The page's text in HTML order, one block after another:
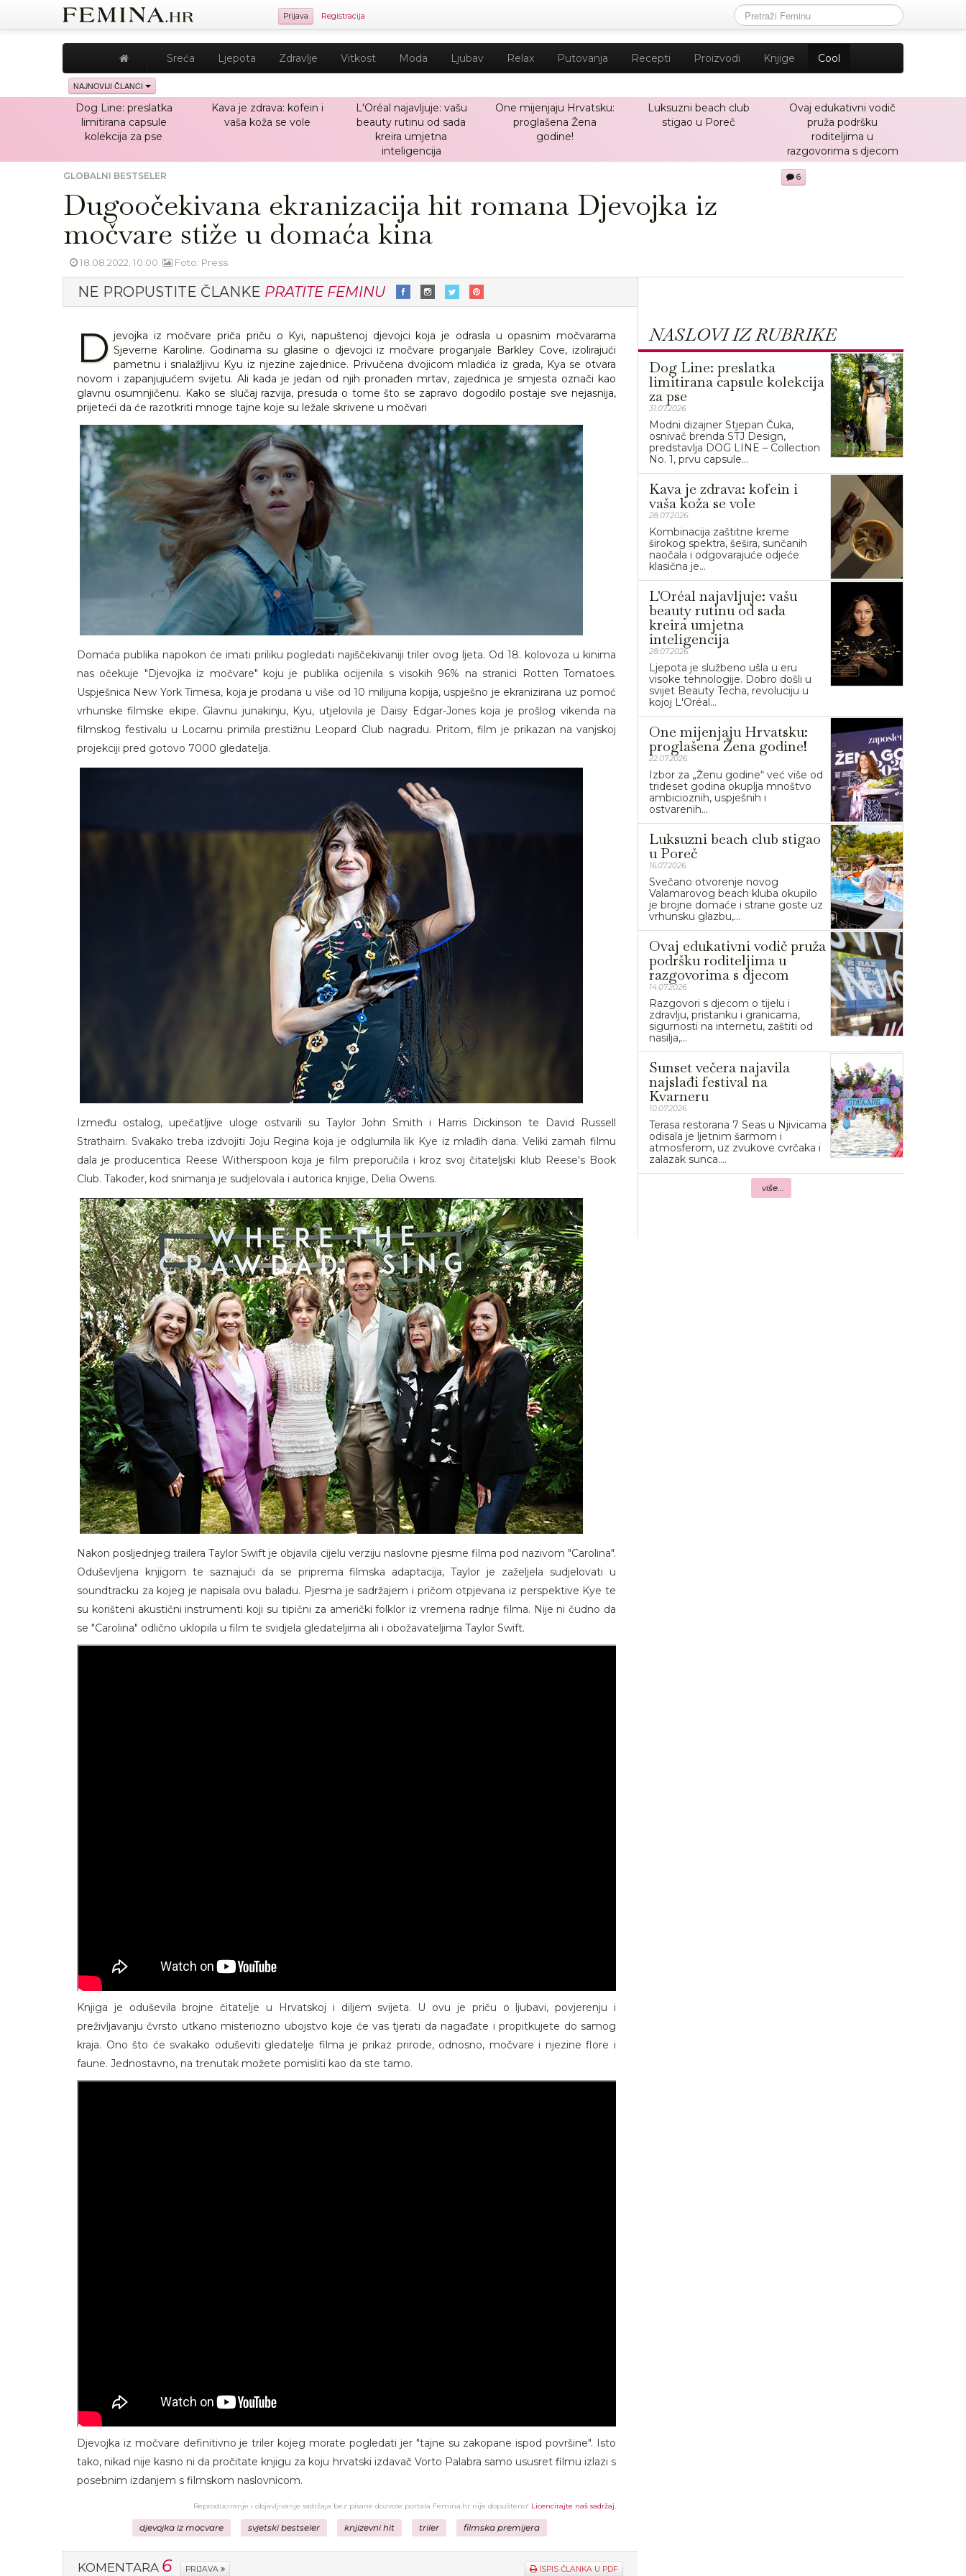
Prijava Registracija
Sreća Ljepota Zdravlje Vitkost Moda Ljubav Relax Putovanja Recepti Proizvodi Knjige Cool
NAJNOVIJI ČLANCI
Dog Line: preslatka
limitirana capsule
kolekcija za pse
Kava je zdrava: kofein i
vaša koža se vole
L'Oréal najavljuje: vašu
beauty rutinu od sada
kreira umjetna
inteligencija
One mijenjaju Hrvatsku:
proglašena Žena
godine!
Luksuzni beach club
stigao u Poreč
Ovaj edukativni vodič
pruža podršku
roditeljima u
razgovorima s djecom
GLOBALNI BESTSELER
Dugoočekivana ekranizacija hit romana Djevojka iz
močvare stiže u domaća kina
6
18.08.2022. 10:00 Foto: Press
NE PROPUSTITE ČLANKE PRATITE FEMINU
D jevojka iz močvare priča priču o Kyi, napuštenoj djevojci koja je odrasla u opasnim močvarama
Sjeverne Karoline. Godinama su glasine o djevojci iz močvare proganjale Barkley Cove, izolirajući
pametnu i snalažljivu Kyu iz njezine zajednice. Privučena dvojicom mladića iz grada, Kya se otvara
novom i zapanjujućem svijetu. Ali kada je jedan od njih pronađen mrtav, zajednica je smjesta označi kao
glavnu osumnjičenu. Kako se slučaj razvija, presuda o tome što se zapravo dogodilo postaje sve nejasnija,
prijeteći da će razotkriti mnoge tajne koje su ležale skrivene u močvari
Domaća publika napokon će imati priliku pogledati najiščekivaniji triler ovog ljeta. Od 18. kolovoza u kinima
nas očekuje "Djevojka iz močvare" koju je publika ocijenila s visokih 96% na stranici Rotten Tomatoes.
Uspješnica New York Timesa, koja je prodana u više od 10 milijuna kopija, uspješno je ekranizirana uz pomoć
vrhunske filmske ekipe. Glavnu junakinju, Kyu, utjelovila je Daisy Edgar-Jones koja je prošlog vikenda na
filmskog festivalu u Locarnu primila prestižnu Leopard Club nagradu. Pritom, film je prikazan na vanjskoj
projekciji pred gotovo 7000 gledatelja.
Između ostalog, upečatljive uloge ostvarili su Taylor John Smith i Harris Dickinson te David Russell
Strathairn. Svakako treba izdvojiti Joju Regina koja je odglumila lik Kye iz mlađih dana. Veliki zamah filmu
dala je producentica Reese Witherspoon koja je film preporučila i kroz svoj čitateljski klub Reese's Book
Club. Također, kod snimanja je sudjelovala i autorica knjige, Delia Owens.
Nakon posljednjeg trailera Taylor Swift je objavila cijelu verziju naslovne pjesme filma pod nazivom "Carolina".
Oduševljena knjigom te saznajući da se priprema filmska adaptacija, Taylor je zaželjela sudjelovati u
soundtracku za kojeg je napisala ovu baladu. Pjesma je sadržajem i pričom otpjevana iz perspektive Kye te
su korišteni akustični instrumenti koji su tipični za američki folklor iz vremena radnje filma. Nije ni čudno da
se "Carolina" odlično uklopila u film te svidjela gledateljima ali i obožavateljima Taylor Swift.
Knjiga je oduševila brojne čitatelje u Hrvatskoj i diljem svijeta. U ovu je priču o ljubavi, povjerenju i
preživljavanju čvrsto utkano misteriozno ubojstvo koje će vas tjerati da nagađate i propitkujete do samog
kraja. Ono što će svakako oduševiti gledatelje filma je prikaz prirode, odnosno, močvare i njezine flore i
faune. Jednostavno, na trenutak možete pomisliti kao da ste tamo.
Djevojka iz močvare definitivno je triler kojeg morate pogledati jer "tajne su zakopane ispod površine". Isto
tako, nikad nije kasno ni da pročitate knjigu za koju hrvatski izdavač Vorto Palabra samo ususret filmu izlazi s
posebnim izdanjem s filmskom naslovnicom.
Reproduciranje i objavljivanje sadržaja bez pisane dozvole portala Femina.hr nije dopušteno! Licencirajte naš sadržaj.
djevojka iz mocvare svjetski bestseler knjizevni hit triler filmska premijera
KOMENTARA 6 PRIJAVA ISPIS ČLANKA U PDF
NASLOVI IZ RUBRIKE
Dog Line: preslatka
limitirana capsule kolekcija
za pse
31.07.2026.
Modni dizajner Stjepan Čuka,
osnivač brenda STJ Design,
predstavlja DOG LINE – Collection
No. 1, prvu capsule...
Kava je zdrava: kofein i
vaša koža se vole
28.07.2026.
Kombinacija zaštitne kreme
širokog spektra, šešira, sunčanih
naočala i odgovarajuće odjeće
klasična je...
L'Oréal najavljuje: vašu
beauty rutinu od sada
kreira umjetna
inteligencija
28.07.2026.
Ljepota je službeno ušla u eru
visoke tehnologije. Dobro došli u
svijet Beauty Techa, revoluciju u
kojoj L'Oréal...
One mijenjaju Hrvatsku:
proglašena Žena godine!
22.07.2026.
Izbor za „Ženu godine“ već više od
trideset godina okuplja mnoštvo
ambicioznih, uspješnih i
ostvarenih...
Luksuzni beach club stigao
u Poreč
16.07.2026.
Svečano otvorenje novog
Valamarovog beach kluba okupilo
je brojne domaće i strane goste uz
vrhunsku glazbu,...
Ovaj edukativni vodič pruža
podršku roditeljima u
razgovorima s djecom
14.07.2026.
Razgovori s djecom o tijelu i
zdravlju, pristanku i granicama,
sigurnosti na internetu, zaštiti od
nasilja,...
Sunset večera najavila
najslađi festival na
Kvarneru
10.07.2026.
Terasa restorana 7 Seas u Njivicama
odisala je ljetnim šarmom i
atmosferom, uz zvukove cvrčaka i
zalazak sunca....
više...